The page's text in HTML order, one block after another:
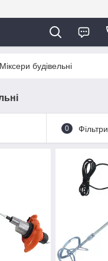
Міксери будівельні
0 Фільтри